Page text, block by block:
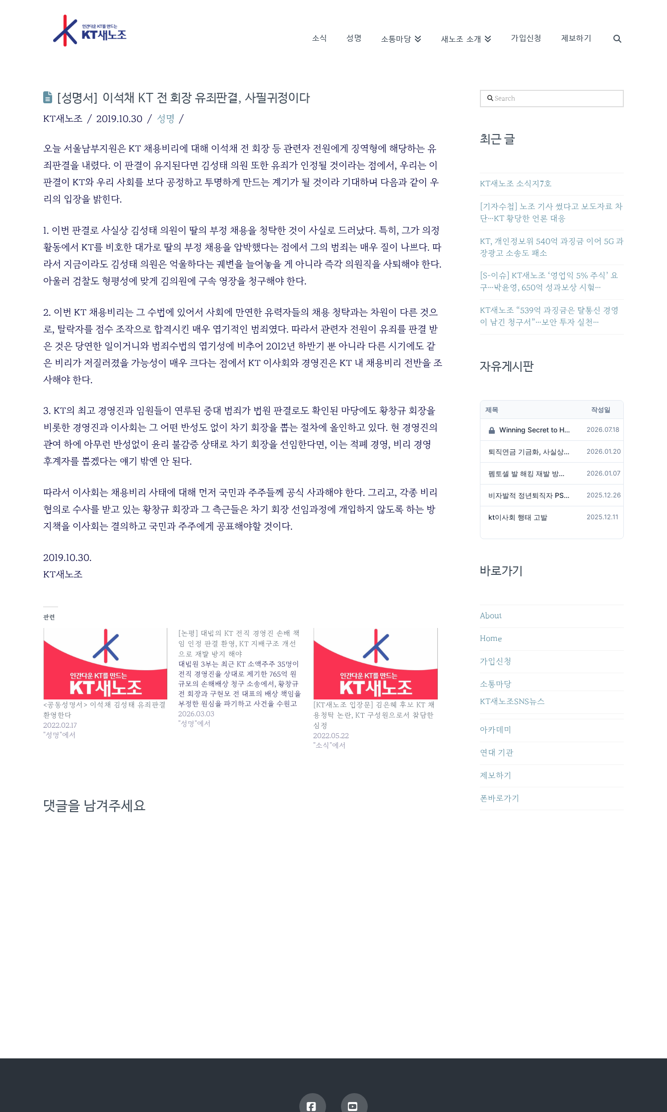
소식 성명 소통마당 새노조 소개 가입신청 제보하기
[성명서] 이석채 KT 전 회장 유죄판결, 사필귀정이다
KT새노조 2019.10.30 성명
오늘 서울남부지원은 KT 채용비리에 대해 이석채 전 회장 등 관련자 전원에게 징역형에 해당하는 유
죄판결을 내렸다. 이 판결이 유지된다면 김성태 의원 또한 유죄가 인정될 것이라는 점에서, 우리는 이
판결이 KT와 우리 사회를 보다 공정하고 투명하게 만드는 계기가 될 것이라 기대하며 다음과 같이 우
리의 입장을 밝힌다.
1. 이번 판결로 사실상 김성태 의원이 딸의 부정 채용을 청탁한 것이 사실로 드러났다. 특히, 그가 의정
활동에서 KT를 비호한 대가로 딸의 부정 채용을 압박했다는 점에서 그의 범죄는 매우 질이 나쁘다. 따
라서 지금이라도 김성태 의원은 억울하다는 궤변을 늘어놓을 게 아니라 즉각 의원직을 사퇴해야 한다.
아울러 검찰도 형평성에 맞게 김의원에 구속 영장을 청구해야 한다.
2. 이번 KT 채용비리는 그 수법에 있어서 사회에 만연한 유력자들의 채용 청탁과는 차원이 다른 것으
로, 탈락자를 점수 조작으로 합격시킨 매우 엽기적인 범죄였다. 따라서 관련자 전원이 유죄를 판결 받
은 것은 당연한 일이거니와 범죄수법의 엽기성에 비추어 2012년 하반기 뿐 아니라 다른 시기에도 같
은 비리가 저질러졌을 가능성이 매우 크다는 점에서 KT 이사회와 경영진은 KT 내 채용비리 전반을 조
사해야 한다.
3. KT의 최고 경영진과 임원들이 연루된 중대 범죄가 법원 판결로도 확인된 마당에도 황창규 회장을
비롯한 경영진과 이사회는 그 어떤 반성도 없이 차기 회장을 뽑는 절차에 올인하고 있다. 현 경영진의
관여 하에 아무런 반성없이 윤리 불감증 상태로 차기 회장을 선임한다면, 이는 적폐 경영, 비리 경영
후계자를 뽑겠다는 얘기 밖엔 안 된다.
따라서 이사회는 채용비리 사태에 대해 먼저 국민과 주주들께 공식 사과해야 한다. 그리고, 각종 비리
혐의로 수사를 받고 있는 황창규 회장과 그 측근들은 차기 회장 선임과정에 개입하지 않도록 하는 방
지책을 이사회는 결의하고 국민과 주주에게 공표해야할 것이다.
2019.10.30.
KT새노조
관련
<공동성명서> 이석채 김성태 유죄판결
환영한다
2022.02.17
"성명"에서
[논평] 대법의 KT 전직 경영진 손배 책
임 인정 판결 환영, KT 지배구조 개선
으로 재발 방지 해야
대법원 3부는 최근 KT 소액주주 35명이
전직 경영진을 상대로 제기한 765억 원
규모의 손해배상 청구 소송에서, 황창규
전 회장과 구현모 전 대표의 배상 책임을
부정한 원심을 파기하고 사건을 수원고
법으로 환송하였다. 우리는 이번 대법원
판결을 적극 환영하며, 그 의미와 과제에
2026.03.03
"성명"에서
[KT새노조 입장문] 김은혜 후보 KT 채
용청탁 논란, KT 구성원으로서 참담한
심정
2022.05.22
"소식"에서
댓글을 남겨주세요
Search
최근 글
KT새노조 소식지7호
[기자수첩] 노조 기사 썼다고 보도자료 차
단…KT 황당한 언론 대응
KT, 개인정보위 540억 과징금 이어 5G 과
장광고 소송도 패소
[S-이슈] KT새노조 ‘영업익 5% 주식’ 요
구…박윤영, 650억 성과보상 시험…
KT새노조 “539억 과징금은 탈통신 경영
이 남긴 청구서”…보안 투자 실천…
자유게시판
제목 작성일
Winning Secret to Hit the Jackpot! 2026.07.18
퇴직연금 기금화, 사실상 국가가 관리하겠다는 것인가? 2026.01.20
펨토셀 발 해킹 재발 방지 위해서는 2026.01.07
비자발적 정년퇴직자 PS성과급 미지급은 임금체불 아닌가? 2025.12.26
kt이사회 행태 고발 2025.12.11
바로가기
About
Home
가입신청
소통마당
KT새노조SNS뉴스
아카데미
연대 기관
제보하기
폰바로가기